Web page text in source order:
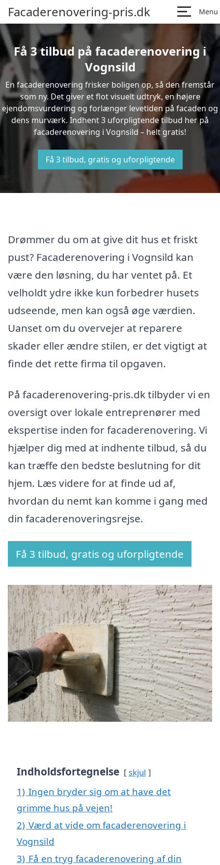
Facaderenovering-pris.dk Menu
Få 3 tilbud på facaderenovering i
Vognsild
En facaderenovering frisker boligen op, så den fremstår
som ny. Det giver et flot visuelt udtryk, en højere
ejendomsvurdering og forlænger levetiden på facaden og
dens murværk. Indhent 3 uforpligtende tilbud her på
facaderenovering i Vognsild – helt gratis!
Få 3 tilbud, gratis og uforpligtende
Drømmer du om at give dit hus et friskt
pust? Facaderenovering i Vognsild kan
være den løsning, du har ventet på. Et
velholdt ydre ikke kun forbedrer husets
udseende, men kan også øge værdien.
Uanset om du overvejer at reparere
skader eller ændre stilen, er det vigtigt at
finde det rette firma til opgaven.
På facaderenovering-pris.dk tilbyder vi en
oversigt over lokale entreprenører med
ekspertise inden for facaderenovering. Vi
hjælper dig med at indhente tilbud, så du
kan træffe den bedste beslutning for dit
hjem. Læs videre for at finde ud af,
hvordan du nemt kan komme i gang med
din facaderenoveringsrejse.
Få 3 tilbud, gratis og uforpligtende
Indholdsfortegnelse skjul
1) Ingen bryder sig om at have det
grimme hus på vejen!
2) Værd at vide om facaderenovering i
Vognsild
3) Få en tryg facaderenovering af din